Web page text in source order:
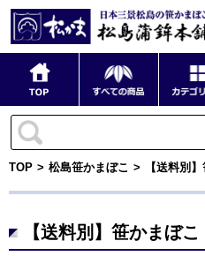
TOP 松島笹かまぼこ 【送料別
【送料別】笹かまぼ